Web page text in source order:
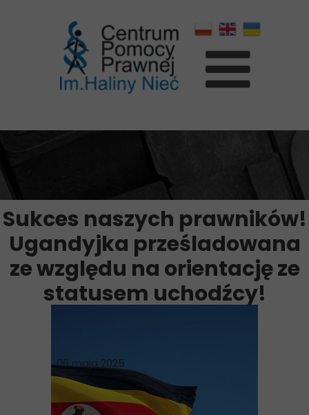
06 maja 2025
Sukces naszych prawników!
Ugandyjka prześladowana
ze względu na orientację ze
statusem uchodźcy!